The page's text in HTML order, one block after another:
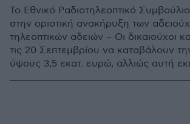
Το Εθνικό Ραδιοτηλεοπτικό
στην οριστική ανακήρυξη των
τηλεοπτικών αδειών – Οι δικαιούχοι
τις 20 Σεπτεμβρίου να καταβάλουν
ύψους 3,5 εκατ. ευρώ, αλλιώς αυτή